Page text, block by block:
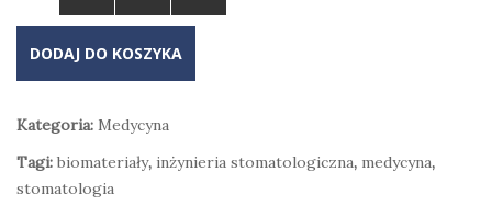
DODAJ DO KOSZYKA
Kategoria: Medycyna
Tagi: biomateriały, inżynieria stomatologiczna, medycyna,
stomatologia